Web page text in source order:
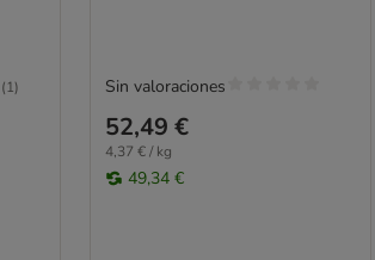
(1)
52,49 €
4,37 € / kg
49,34 €
Sin valoraciones